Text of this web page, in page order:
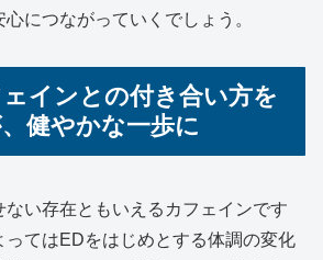
につながっていくでしょう。
インとの付き合い方を
健やかな一歩に
ない存在ともいえるカフェインです
ってはEDをはじめとする体調の変化